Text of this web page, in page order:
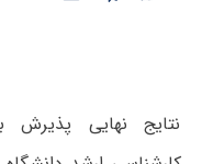
نتایج نهایی پذیرش